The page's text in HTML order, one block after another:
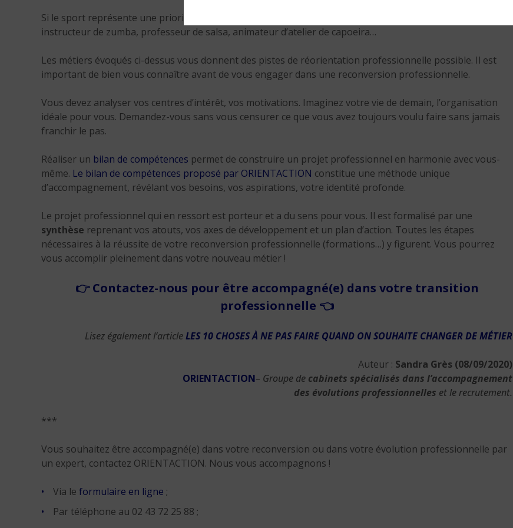
Si le sport représente une priorité dans votre vie, ce domaine sera bien sûr privilégié : coach sportif,
instructeur de zumba, professeur de salsa, animateur d’atelier de capoeira…
Les métiers évoqués ci-dessus vous donnent des pistes de réorientation professionnelle possible. Il est
important de bien vous connaître avant de vous engager dans une reconversion professionnelle.
Vous devez analyser vos centres d’intérêt, vos motivations. Imaginez votre vie de demain, l’organisation
idéale pour vous. Demandez-vous sans vous censurer ce que vous avez toujours voulu faire sans jamais
franchir le pas.
Réaliser un bilan de compétences permet de construire un projet professionnel en harmonie avec vous-
même. Le bilan de compétences proposé par ORIENTACTION constitue une méthode unique
d’accompagnement, révélant vos besoins, vos aspirations, votre identité profonde.
Le projet professionnel qui en ressort est porteur et a du sens pour vous. Il est formalisé par une
synthèse reprenant vos atouts, vos axes de développement et un plan d’action. Toutes les étapes
nécessaires à la réussite de votre reconversion professionnelle (formations…) y figurent. Vous pourrez
vous accomplir pleinement dans votre nouveau métier !
👉Contactez-nous pour être accompagné(e) dans votre transition
professionnelle 👈
Lisez également l’articleLES 10 CHOSES À NE PAS FAIRE QUAND ON SOUHAITE CHANGER DE MÉTIER
Auteur : Sandra Grès (08/09/2020)
ORIENTACTION– Groupe de cabinets spécialisés dans l’accompagnement
des évolutions professionnelles et le recrutement.
***
Vous souhaitez être accompagné(e) dans votre reconversion ou dans votre évolution professionnelle par
un expert, contactez ORIENTACTION. Nous vous accompagnons !
Via le formulaire en ligne ;
Par téléphone au 02 43 72 25 88 ;